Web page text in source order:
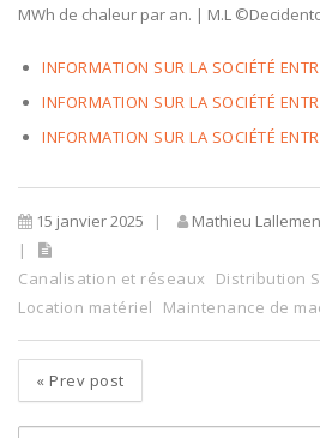
MWh de chaleur par an. | M.L
INFORMATION SUR LA SOCIÉTÉ
INFORMATION SUR LA SOCIÉTÉ
INFORMATION SUR LA SOCIÉTÉ
15 janvier 2025 Mathieu
Canalisation et réseaux Distribution
Location matériel
Maintenance de
« Prev post